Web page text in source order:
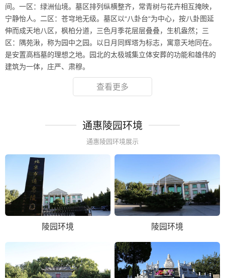
间。一区：绿洲仙境。墓区排列纵横整齐，常青树与花卉相互掩映，
宁静怡人。二区：苍穹地无级。墓区以“八卦台“为中心，按八卦图延
伸而成天地八区，枫柏分道，三色月季花层层叠叠，生机盎然；三
区：隅苑湫，称为园中之园。以日月同辉塔为标志，寓意天地同在。
是安置高档墓的理想之地。园北的太极城集立体安葬的功能和雄伟的
建筑为一体，庄严、肃穆。
查看更多
通惠陵园环境
通惠陵园环境展示
陵园环境 陵园环境